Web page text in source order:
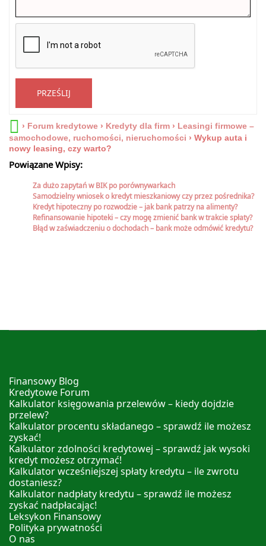
PRZEŚLIJ
› Forum kredytowe › Kredyty dla firm › Leasingi firmowe –
samochodowe, ruchomości, nieruchomości › Wykup auta i
nowy leasing, czy warto?
Powiązane Wpisy:
Za dużo zapytań w BIK po porównywarkach
Samodzielny wniosek o kredyt mieszkaniowy czy przez pośrednika?
Kredyt hipoteczny po rozwodzie – jak bank patrzy na alimenty?
Refinansowanie hipoteki – czy mogę zmienić bank w trakcie spłaty?
Błąd w zaświadczeniu o dochodach – bank może odmówić kredytu?
Finansowy Blog
Kredytowe Forum
Kalkulator księgowania przelewów – kiedy dojdzie
przelew?
Kalkulator procentu składanego – sprawdź ile możesz
zyskać!
Kalkulator zdolności kredytowej – sprawdź jak wysoki
kredyt możesz otrzymać!
Kalkulator wcześniejszej spłaty kredytu – ile zwrotu
dostaniesz?
Kalkulator nadpłaty kredytu – sprawdź ile możesz
zyskać nadpłacając!
Leksykon Finansowy
Polityka prywatności
O nas